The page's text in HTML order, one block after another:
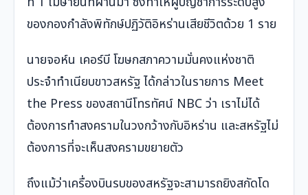
ของกองกำลังพิทักษ์ปฏิวัติอิหร่านเสียชีวิตด้วย 1 ราย
นายจอห์น เคอร์บี โฆษกสภาความมั่นคงแห่งชาติ
ประจำทำเนียบขาวสหรัฐ ได้กล่าวในรายการ Meet
the Press ของสถานีโทรทัศน์ NBC ว่า เราไม่ได้
ต้องการทำสงครามในวงกว้างกับอิหร่าน และสหรัฐไม่
ต้องการที่จะเห็นสงครามขยายตัว
ถึงแม้ว่าเครื่องบินรบของสหรัฐจะสามารถยิงสกัดโด